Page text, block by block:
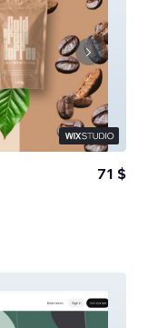
71 $